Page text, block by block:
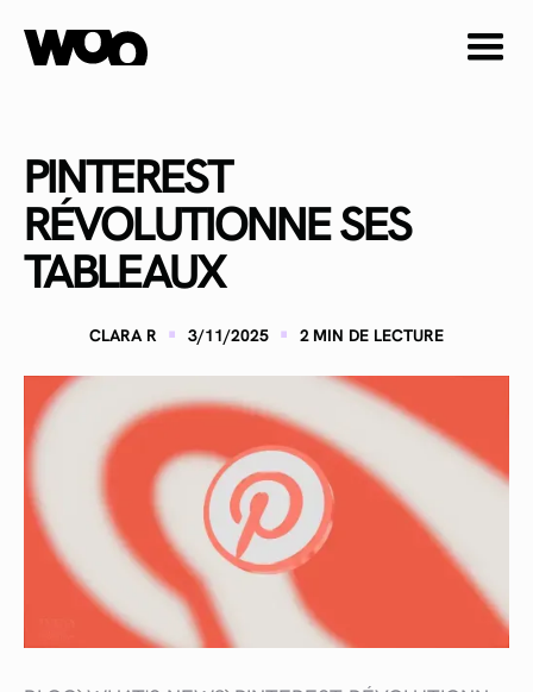
PINTEREST
RÉVOLUTIONNE SES
TABLEAUX
CLARA R · 3/11/2025 · 2 MIN DE LECTURE